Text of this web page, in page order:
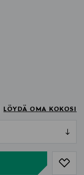
LÖYDÄ OMA KOKOSI